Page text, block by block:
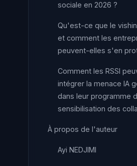
sociale en 2026 ?
Qu'est-ce que le
et comment les
peuvent-elles s'en
Comment les RSSI
intégrer la menace IA
dans leur programme
sensibilisation des
À propos de l'auteur
Ayi NEDJIMI